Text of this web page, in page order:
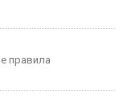
правила